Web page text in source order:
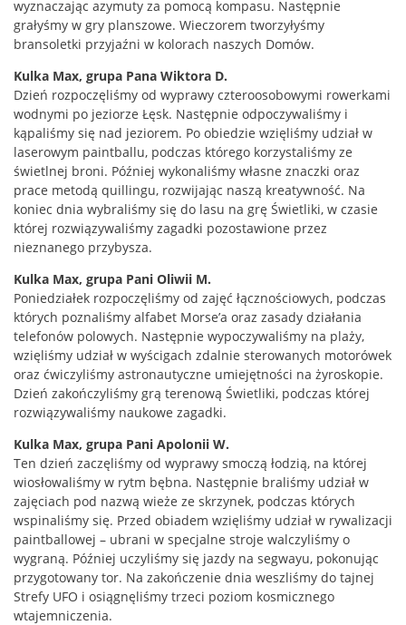
wyznaczając azymuty za pomocą kompasu. Następnie
grałyśmy w gry planszowe. Wieczorem tworzyłyśmy
bransoletki przyjaźni w kolorach naszych Domów.
Kulka Max, grupa Pana Wiktora D.
Dzień rozpoczęliśmy od wyprawy czteroosobowymi rowerkami
wodnymi po jeziorze Łęsk. Następnie odpoczywaliśmy i
kąpaliśmy się nad jeziorem. Po obiedzie wzięliśmy udział w
laserowym paintballu, podczas którego korzystaliśmy ze
świetlnej broni. Później wykonaliśmy własne znaczki oraz
prace metodą quillingu, rozwijając naszą kreatywność. Na
koniec dnia wybraliśmy się do lasu na grę Świetliki, w czasie
której rozwiązywaliśmy zagadki pozostawione przez
nieznanego przybysza.
Kulka Max, grupa Pani Oliwii M.
Poniedziałek rozpoczęliśmy od zajęć łącznościowych, podczas
których poznaliśmy alfabet Morse’a oraz zasady działania
telefonów polowych. Następnie wypoczywaliśmy na plaży,
wzięliśmy udział w wyścigach zdalnie sterowanych motorówek
oraz ćwiczyliśmy astronautyczne umiejętności na żyroskopie.
Dzień zakończyliśmy grą terenową Świetliki, podczas której
rozwiązywaliśmy naukowe zagadki.
Kulka Max, grupa Pani Apolonii W.
Ten dzień zaczęliśmy od wyprawy smoczą łodzią, na której
wiosłowaliśmy w rytm bębna. Następnie braliśmy udział w
zajęciach pod nazwą wieże ze skrzynek, podczas których
wspinaliśmy się. Przed obiadem wzięliśmy udział w rywalizacji
paintballowej – ubrani w specjalne stroje walczyliśmy o
wygraną. Później uczyliśmy się jazdy na segwayu, pokonując
przygotowany tor. Na zakończenie dnia weszliśmy do tajnej
Strefy UFO i osiągnęliśmy trzeci poziom kosmicznego
wtajemniczenia.